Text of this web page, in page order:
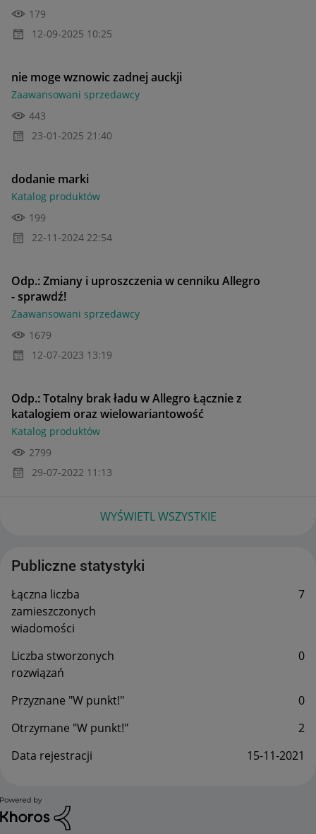
179
‎12-09-2025 10:25
nie moge wznowic zadnej auckji
Zaawansowani sprzedawcy
443
‎23-01-2025 21:40
dodanie marki
Katalog produktów
199
‎22-11-2024 22:54
Odp.: Zmiany i uproszczenia w cenniku Allegro
- sprawdź!
Zaawansowani sprzedawcy
1679
‎12-07-2023 13:19
Odp.: Totalny brak ładu w Allegro Łącznie z
katalogiem oraz wielowariantowość
Katalog produktów
2799
‎29-07-2022 11:13
WYŚWIETL WSZYSTKIE
Publiczne statystyki
Łączna liczba
zamieszczonych
wiadomości
7
Liczba stworzonych
rozwiązań
0
Przyznane "W punkt!"
0
Otrzymane "W punkt!"
2
Data rejestracji
‎15-11-2021